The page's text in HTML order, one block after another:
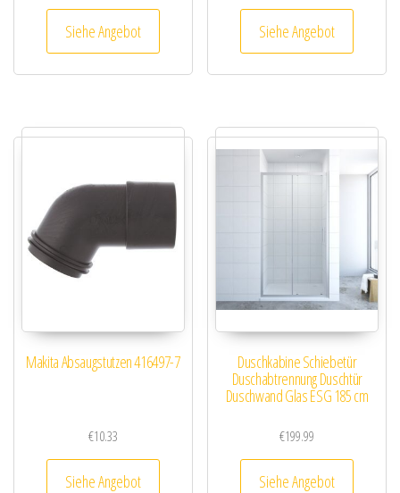
Siehe Angebot Siehe Angebot
Makita Absaugstutzen 416497-7
€10.33
Siehe Angebot
Duschkabine Schiebetür
Duschabtrennung Duschtür
Duschwand Glas ESG 185 cm
€199.99
Siehe Angebot